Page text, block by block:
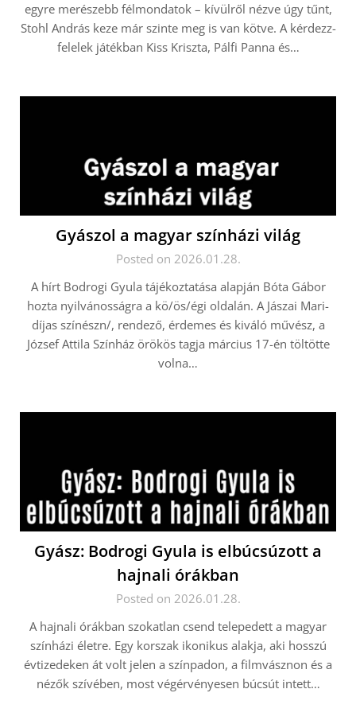
egyre merészebb félmondatok – kívülről nézve úgy tűnt,
Stohl András keze már szinte meg is van kötve. A kérdezz-
felelek játékban Kiss Kriszta, Pálfi Panna és…
Gyászol a magyar színházi világ
Posted on 2026.01.28.
A hírt Bodrogi Gyula tájékoztatása alapján Bóta Gábor
hozta nyilvánosságra a kö/ös/égi oldalán. A Jászai Mari-
díjas színészn/, rendező, érdemes és kiváló művész, a
József Attila Színház örökös tagja március 17-én töltötte
volna…
Gyász: Bodrogi Gyula is elbúcsúzott a
hajnali órákban
Posted on 2026.01.28.
A hajnali órákban szokatlan csend telepedett a magyar
színházi életre. Egy korszak ikonikus alakja, aki hosszú
évtizedeken át volt jelen a színpadon, a filmvásznon és a
nézők szívében, most végérvényesen búcsút intett…